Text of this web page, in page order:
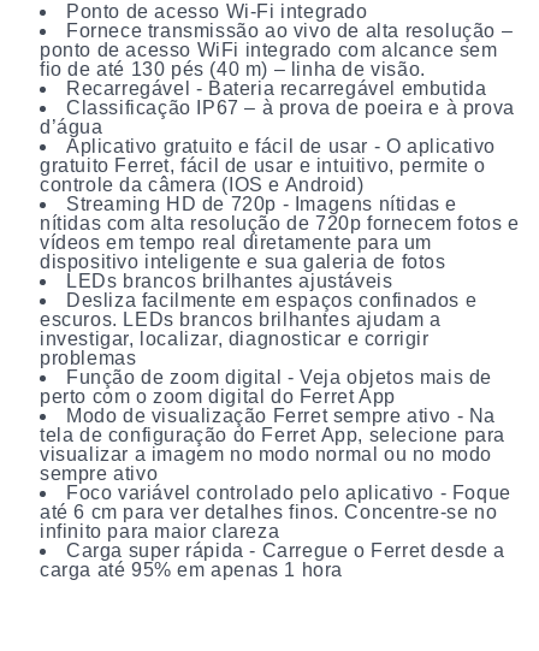
Ponto de acesso Wi-Fi integrado
Fornece transmissão ao vivo de alta resolução –
ponto de acesso WiFi integrado com alcance sem
fio de até 130 pés (40 m) – linha de visão.
Recarregável - Bateria recarregável embutida
Classificação IP67 – à prova de poeira e à prova
d’água
Aplicativo gratuito e fácil de usar - O aplicativo
gratuito Ferret, fácil de usar e intuitivo, permite o
controle da câmera (IOS e Android)
Streaming HD de 720p - Imagens nítidas e
nítidas com alta resolução de 720p fornecem fotos e
vídeos em tempo real diretamente para um
dispositivo inteligente e sua galeria de fotos
LEDs brancos brilhantes ajustáveis
Desliza facilmente em espaços confinados e
escuros. LEDs brancos brilhantes ajudam a
investigar, localizar, diagnosticar e corrigir
problemas
Função de zoom digital - Veja objetos mais de
perto com o zoom digital do Ferret App
Modo de visualização Ferret sempre ativo - Na
tela de configuração do Ferret App, selecione para
visualizar a imagem no modo normal ou no modo
sempre ativo
Foco variável controlado pelo aplicativo - Foque
até 6 cm para ver detalhes finos. Concentre-se no
infinito para maior clareza
Carga super rápida - Carregue o Ferret desde a
carga até 95% em apenas 1 hora